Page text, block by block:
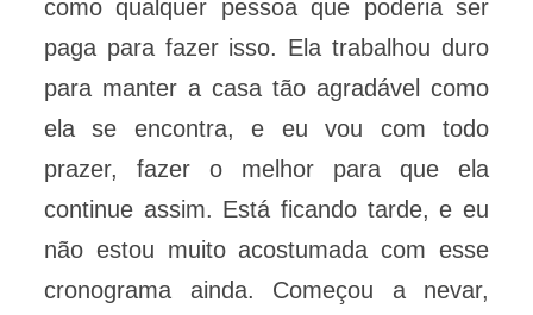
como qualquer pessoa que poderia ser
paga para fazer isso. Ela trabalhou duro
para manter a casa tão agradável como
ela se encontra, e eu vou com todo
prazer, fazer o melhor para que ela
continue assim. Está ficando tarde, e eu
não estou muito acostumada com esse
cronograma ainda. Começou a nevar,